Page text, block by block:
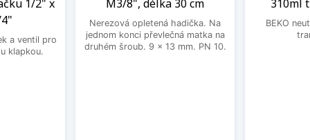
1/2" x
a ventil pro
klapkou.
M3/8", délka 30 cm
Nerezová opletená hadička. Na
jednom konci převlečná matka na
druhém šroub. 9 x 13 mm. PN 10.
310ml
BEKO